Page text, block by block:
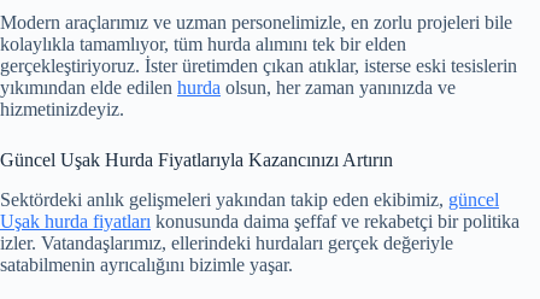
Modern araçlarımız ve uzman personelimizle, en zorlu projeleri bile
kolaylıkla tamamlıyor, tüm hurda alımını tek bir elden
gerçekleştiriyoruz. İster üretimden çıkan atıklar, isterse eski tesislerin
yıkımından elde edilen hurda olsun, her zaman yanınızda ve
hizmetinizdeyiz.
Güncel Uşak Hurda Fiyatlarıyla Kazancınızı Artırın
Sektördeki anlık gelişmeleri yakından takip eden ekibimiz, güncel
Uşak hurda fiyatları konusunda daima şeffaf ve rekabetçi bir politika
izler. Vatandaşlarımız, ellerindeki hurdaları gerçek değeriyle
satabilmenin ayrıcalığını bizimle yaşar.